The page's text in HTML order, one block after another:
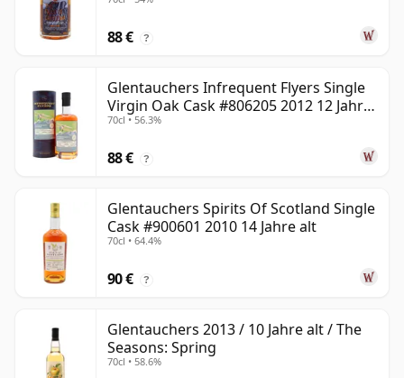
88 € ?
Glentauchers Infrequent Flyers Single
Virgin Oak Cask #806205 2012 12 Jahre
alt
70cl • 56.3%
88 € ?
Glentauchers Spirits Of Scotland Single
Cask #900601 2010 14 Jahre alt
70cl • 64.4%
90 € ?
Glentauchers 2013 / 10 Jahre alt / The
Seasons: Spring
70cl • 58.6%